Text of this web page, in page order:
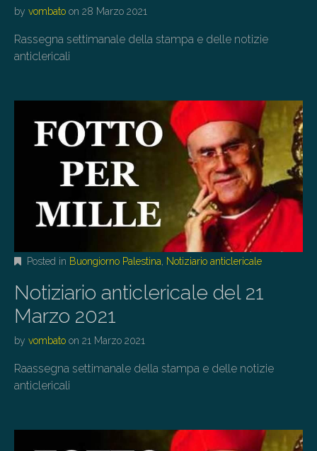
by vombato on 28 Marzo 2021
Rassegna settimanale della stampa e delle notizie
anticlericali
Posted in Buongiorno Palestina, Notiziario anticlericale
Notiziario anticlericale del 21
Marzo 2021
by vombato on 21 Marzo 2021
Raassegna settimanale della stampa e delle notizie
anticlericali